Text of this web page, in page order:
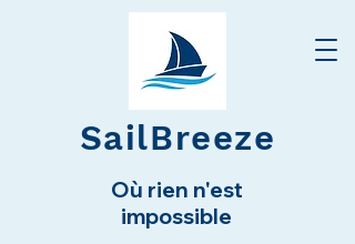
SailBreeze
Où rien n'est
impossible